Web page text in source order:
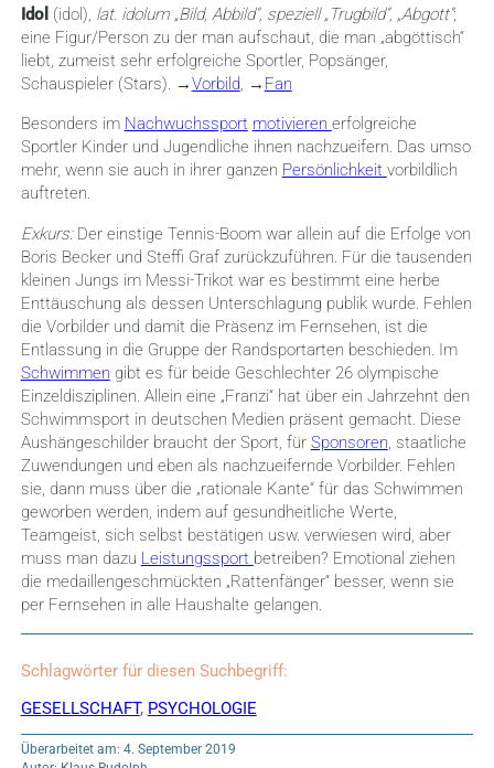
Idol (idol), lat. idolum „Bild, Abbild“, speziell „Trugbild“, „Abgott“;
eine Figur/Person zu der man aufschaut, die man „abgöttisch“
liebt, zumeist sehr erfolgreiche Sportler, Popsänger,
Schauspieler (Stars). →Vorbild, → Fan
Besonders im Nachwuchssport motivieren erfolgreiche
Sportler Kinder und Jugendliche ihnen nachzueifern. Das umso
mehr, wenn sie auch in ihrer ganzen Persönlichkeit vorbildlich
auftreten.
Exkurs: Der einstige Tennis-Boom war allein auf die Erfolge von
Boris Becker und Steffi Graf zurückzuführen. Für die tausenden
kleinen Jungs im Messi-Trikot war es bestimmt eine herbe
Enttäuschung als dessen Unterschlagung publik wurde. Fehlen
die Vorbilder und damit die Präsenz im Fernsehen, ist die
Entlassung in die Gruppe der Randsportarten beschieden. Im
Schwimmen gibt es für beide Geschlechter 26 olympische
Einzeldisziplinen. Allein eine „Franzi“ hat über ein Jahrzehnt den
Schwimmsport in deutschen Medien präsent gemacht. Diese
Aushängeschilder braucht der Sport, für Sponsoren , staatliche
Zuwendungen und eben als nachzueifernde Vorbilder. Fehlen
sie, dann muss über die „rationale Kante“ für das Schwimmen
geworben werden, indem auf gesundheitliche Werte,
Teamgeist, sich selbst bestätigen usw. verwiesen wird, aber
muss man dazu Leistungssport betreiben? Emotional ziehen
die medaillengeschmückten „Rattenfänger“ besser, wenn sie
per Fernsehen in alle Haushalte gelangen.
Schlagwörter für diesen Suchbegriff:
GESELLSCHAFT, PSYCHOLOGIE
Überarbeitet am: 4. September 2019